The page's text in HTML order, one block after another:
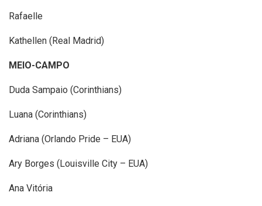
Rafaelle
Kathellen (Real Madrid)
MEIO-CAMPO
Duda Sampaio (Corinthians)
Luana (Corinthians)
Adriana (Orlando Pride – EUA)
Ary Borges (Louisville City – EUA)
Ana Vitória